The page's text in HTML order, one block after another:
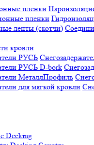
кровли
Decking